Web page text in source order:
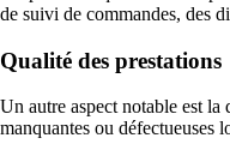
de suivi de commandes, des
Qualité des prestations
Un autre aspect notable est la
manquantes ou défectueuses